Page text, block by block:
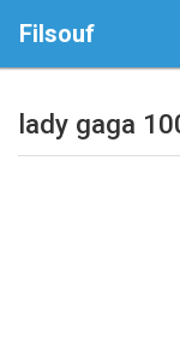
Filsouf
lady gaga